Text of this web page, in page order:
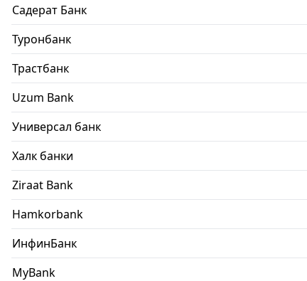
Садерат Банк
Туронбанк
Трастбанк
Uzum Bank
Универсал банк
Халк банки
Ziraat Bank
Hamkorbank
ИнфинБанк
MyBank